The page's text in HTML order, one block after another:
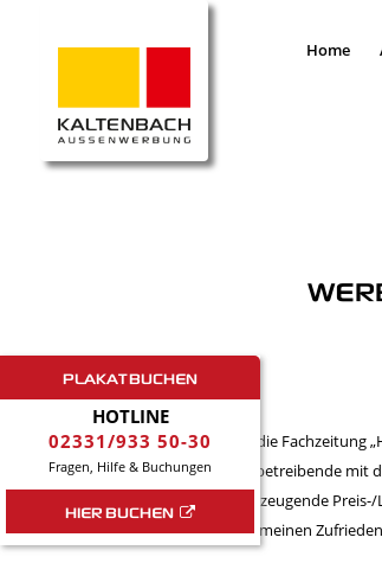
Home
Wie die
Werbetreibende mit
überzeugende
allgemeinen
PLAKAT BUCHEN
HOTLINE
02331/933 50-30
Fragen, Hilfe & Buchungen
HIER BUCHEN